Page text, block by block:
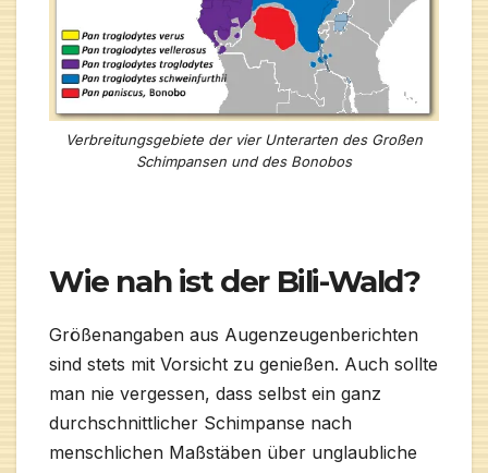
Verbreitungsgebiete der vier Unterarten des Großen
Schimpansen und des Bonobos
Wie nah ist der Bili-Wald?
Größenangaben aus Augenzeugenberichten
sind stets mit Vorsicht zu genießen. Auch sollte
man nie vergessen, dass selbst ein ganz
durchschnittlicher Schimpanse nach
menschlichen Maßstäben über unglaubliche